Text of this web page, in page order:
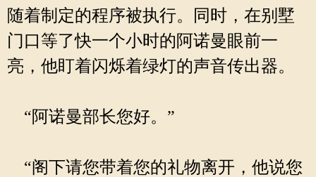
随着制定的程序被执行。同时，在别墅
门口等了快一个小时的阿诺曼眼前一
亮，他盯着闪烁着绿灯的声音传出器。
“阿诺曼部长您好。”
“阁下请您带着您的礼物离开，他说您